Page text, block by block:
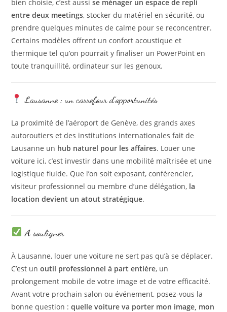
bien choisie, c’est aussise ménager un espace de repli
entre deux meetings, stocker du matériel en sécurité, ou
prendre quelques minutes de calme pour se reconcentrer.
Certains modèles offrent un confort acoustique et
thermique tel qu’on pourrait y finaliser un PowerPoint en
toute tranquillité, ordinateur sur les genoux.
Lausanne : un carrefour d’opportunités
La proximité de l’aéroport de Genève, des grands axes
autoroutiers et des institutions internationales fait de
Lausanne un hub naturel pour les affaires. Louer une
voiture ici, c’est investir dans une mobilité maîtrisée et une
logistique fluide. Que l’on soit exposant, conférencier,
visiteur professionnel ou membre d’une délégation, la
location devient un atout stratégique.
A souligner
À Lausanne, louer une voiture ne sert pas qu’à se déplacer.
C’est unoutil professionnel à part entière, un
prolongement mobile de votre image et de votre efficacité.
Avant votre prochain salon ou événement, posez-vous la
bonne question :quelle voiture va porter mon image, mon